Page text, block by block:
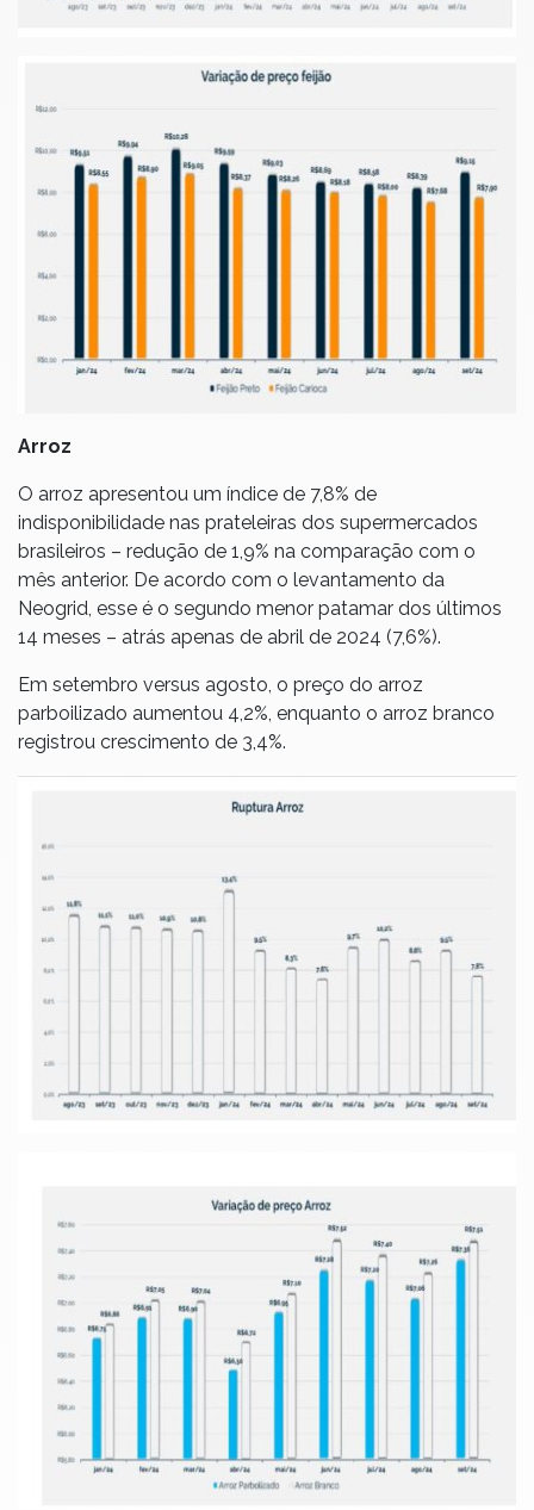
Arroz
O arroz apresentou um índice de 7,8% de
indisponibilidade nas prateleiras dos supermercados
brasileiros – redução de 1,9% na comparação com o
mês anterior. De acordo com o levantamento da
Neogrid, esse é o segundo menor patamar dos últimos
14 meses – atrás apenas de abril de 2024 (7,6%).
Em setembro versus agosto, o preço do arroz
parboilizado aumentou 4,2%, enquanto o arroz branco
registrou crescimento de 3,4%.